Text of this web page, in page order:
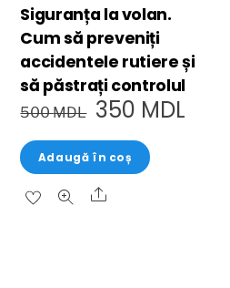
Siguranța la volan.
Cum să preveniți
accidentele rutiere și
să păstrați controlul
500MDL 350 MDL
Adaugă în coș